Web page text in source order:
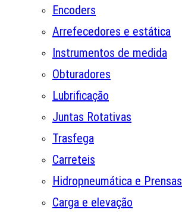
Encoders
Arrefecedores e estática
Instrumentos de medida
Obturadores
Lubrificação
Juntas Rotativas
Trasfega
Carreteis
Hidropneumática e Prensas
Carga e elevação